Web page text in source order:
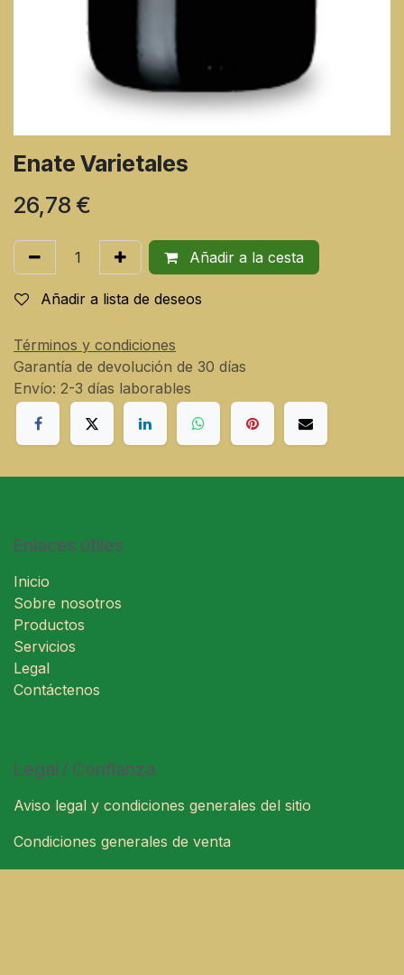
Enate Varietales
26,78 €
Añadir a la cesta
Añadir a lista de deseos
Términos y condiciones
Garantía de devolución de 30 días
Envío: 2-3 días laborables
Enlaces útiles
Inicio
Sobre nosotros
Productos
Servicios
Legal
Contáctenos
Legal / Confianza
Aviso legal y condiciones generales del sitio
Condiciones generales de venta